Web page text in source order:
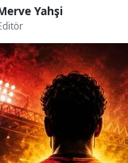
Yahşi